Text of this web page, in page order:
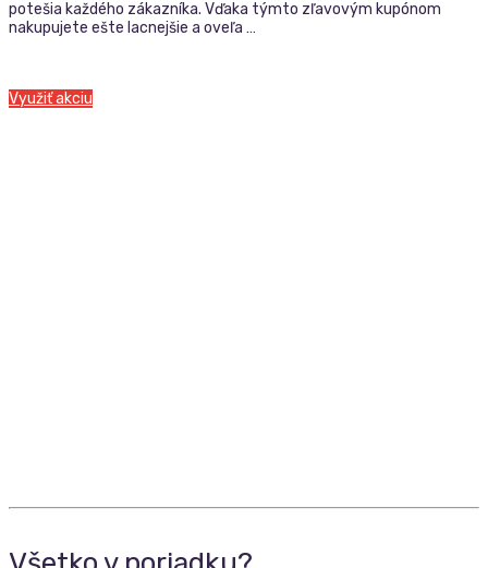
potešia každého zákazníka. Vďaka týmto zľavovým kupónom
nakupujete ešte lacnejšie a oveľa …
Využiť akciu